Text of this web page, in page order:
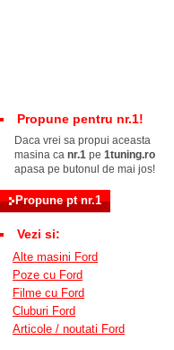
Propune pentru nr.1!
Daca vrei sa propui aceasta
masina ca nr.1 pe 1tuning.ro
apasa pe butonul de mai jos!
Vezi si:
Alte masini Ford
Poze cu Ford
Filme cu Ford
Cluburi Ford
Articole / noutati Ford